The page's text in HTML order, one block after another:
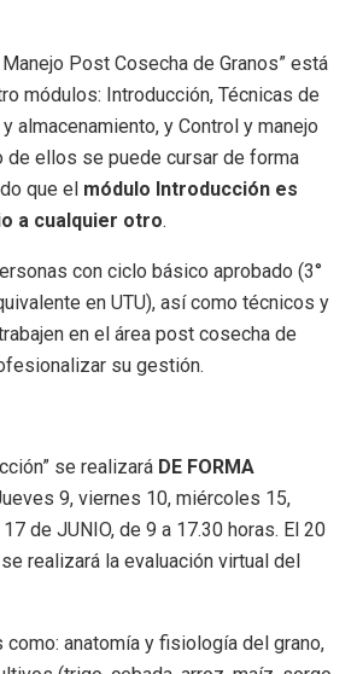
Post Cosecha de Granos” está
módulos: Introducción, Técnicas de
almacenamiento, y Control y manejo
de ellos se puede cursar de forma
que el módulo Introducción es
a cualquier otro.
con ciclo básico aprobado (3°
en UTU), así como técnicos y
en el área post cosecha de
su gestión.
se realizará DE FORMA
9, viernes 10, miércoles 15,
de JUNIO, de 9 a 17.30 horas. El 20
realizará la evaluación virtual del
como: anatomía y fisiología del grano,